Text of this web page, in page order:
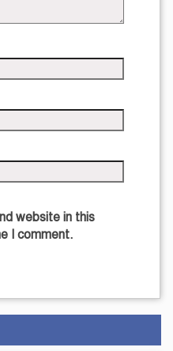
website in this
I comment.